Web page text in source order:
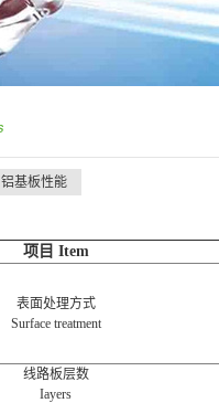
铝基板性能
项目 Item
表面处理方式
Surface treatment
线路板层数
Iayers